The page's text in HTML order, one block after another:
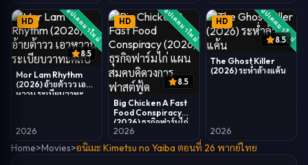
อัปเดตมาใหม่
HD
8.5
Mor Lam Rhythm
(2026) อ้ายต้าวว เอว
หวาน ระเบียบวาทะ
2026
อัปเดตมาใหม่
HD
8.5
Big Chicken A Fast
Food Conspiracy
(2026) ธุรกิจฟาร์มไก่
แผนสมคบคิดวงการ
2026
อัปเดตมาใหม่
HD
8.5
The Ghost Killer
(2026) ระห่ำล้างแค้น
2026
Home>Movies>อนิเมะ Kimetsu no Yaiba ตอนที่ 26 พากย์ไทย